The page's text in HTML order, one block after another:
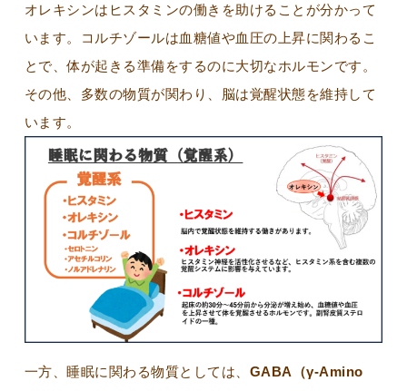
オレキシンはヒスタミンの働きを助けることが分かって
います。コルチゾールは血糖値や血圧の上昇に関わるこ
とで、体が起きる準備をするのに大切なホルモンです。
その他、多数の物質が関わり、脳は覚醒状態を維持して
います。
一方、睡眠に関わる物質としては、 GABA（γ-Amino